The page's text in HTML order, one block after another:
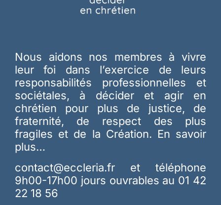
Nous aidons nos membres à vivre
leur foi dans l’exercice de leurs
responsabilités professionnelles et
sociétales, à décider et agir en
chrétien pour plus de justice, de
fraternité, de respect des plus
fragiles et de la Création. En savoir
plus…
contact@eccleria.fr et téléphone
9h00-17h00 jours ouvrables au 01 42
22 18 56